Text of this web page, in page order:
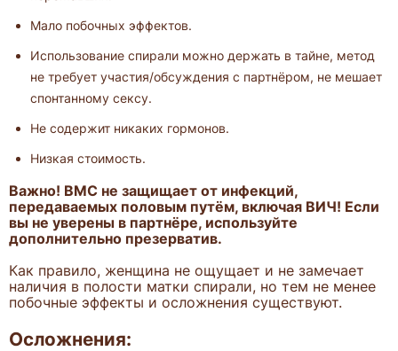
Мало побочных эффектов.
Использование спирали можно держать в тайне, метод
не требует участия/обсуждения с партнёром, не мешает
спонтанному сексу.
Не содержит никаких гормонов.
Низкая стоимость.
Важно! ВМС не защищает от инфекций,
передаваемых половым путём, включая ВИЧ! Если
вы не уверены в партнёре, используйте
дополнительно презерватив.
Как правило, женщина не ощущает и не замечает
наличия в полости матки спирали, но тем не менее
побочные эффекты и осложнения существуют.
Осложнения: